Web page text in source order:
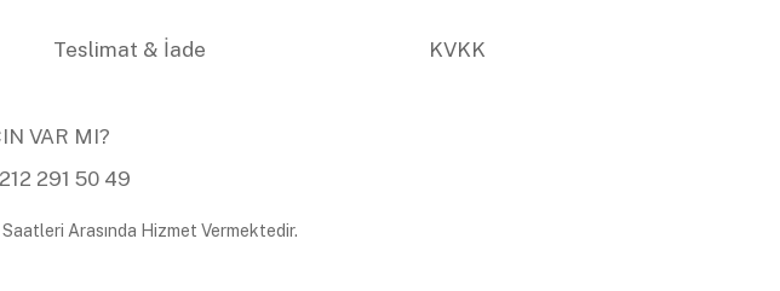
Teslimat & İade KVKK
VAR MI?
291 50 49
Arasında Hizmet Vermektedir.